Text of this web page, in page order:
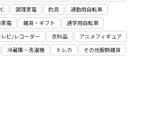
調理家電 釣具
通勤用自転車
電 雑貨・ギフト
通学用自転車
レビ/レコーダー 衣料品
アニメフィギュア
冷蔵庫・洗濯機 トレカ
その他服飾雑貨